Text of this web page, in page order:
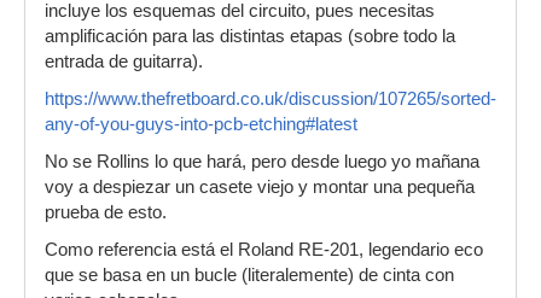
incluye los esquemas del circuito, pues necesitas
amplificación para las distintas etapas (sobre todo la
entrada de guitarra).
https://www.thefretboard.co.uk/discussion/107265/sorted-
any-of-you-guys-into-pcb-etching#latest
No se Rollins lo que hará, pero desde luego yo mañana
voy a despiezar un casete viejo y montar una pequeña
prueba de esto.
Como referencia está el Roland RE-201, legendario eco
que se basa en un bucle (literalemente) de cinta con